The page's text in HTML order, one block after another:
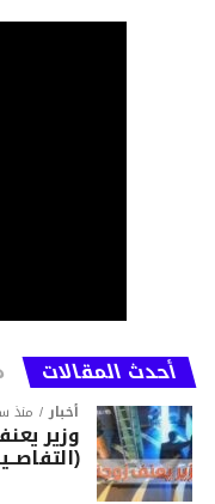
أحدث المقالات
أخبار منذ
وزير